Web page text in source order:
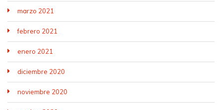
marzo 2021
febrero 2021
enero 2021
diciembre 2020
noviembre 2020